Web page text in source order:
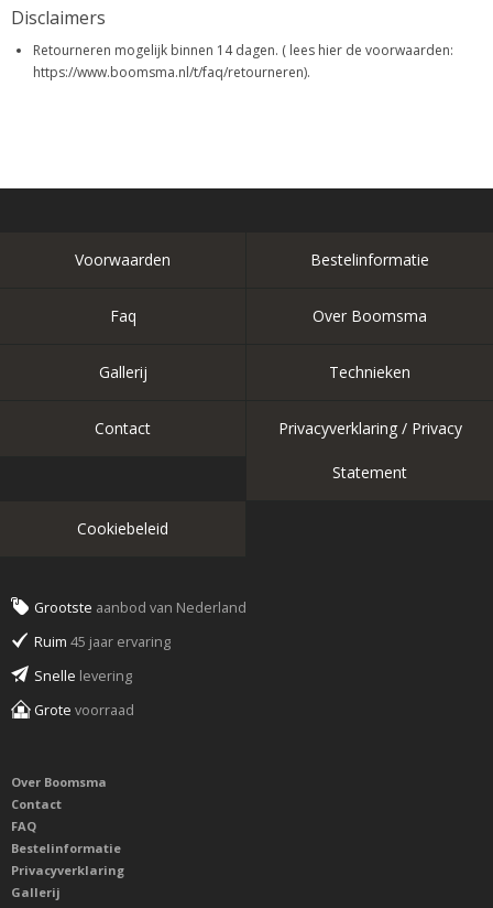
Disclaimers
Retourneren mogelijk binnen 14 dagen. ( lees hier de voorwaarden:
https://www.boomsma.nl/t/faq/retourneren).
Voorwaarden Bestelinformatie
Faq Over Boomsma
Gallerij Technieken
Contact Privacyverklaring / Privacy
Statement
Cookiebeleid
Grootste aanbod van Nederland
Ruim 45 jaar ervaring
Snelle levering
Grote voorraad
Over Boomsma
Contact
FAQ
Bestelinformatie
Privacyverklaring
Gallerij